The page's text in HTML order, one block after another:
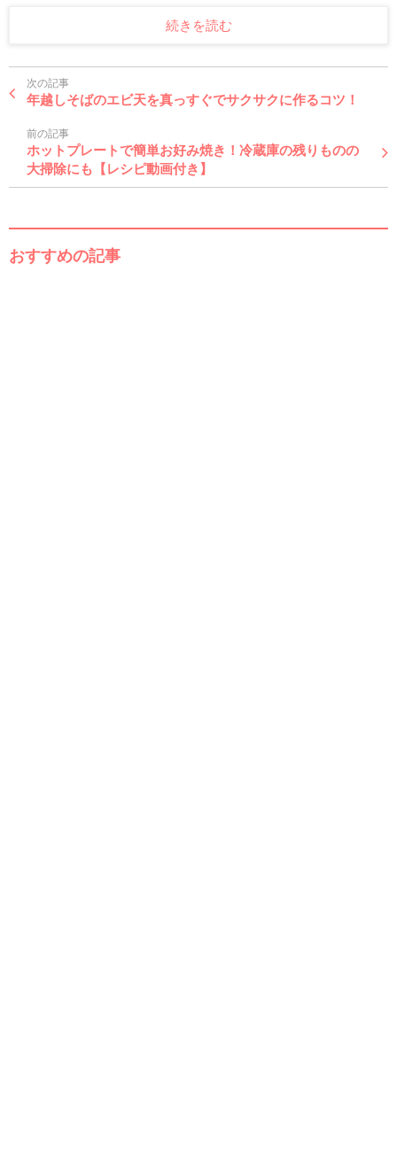
続きを読む
次の記事
年越しそばのエビ天を真っすぐでサクサクに作るコツ！
前の記事
ホットプレートで簡単お好み焼き！冷蔵庫の残りものの
大掃除にも【レシピ動画付き】
おすすめの記事